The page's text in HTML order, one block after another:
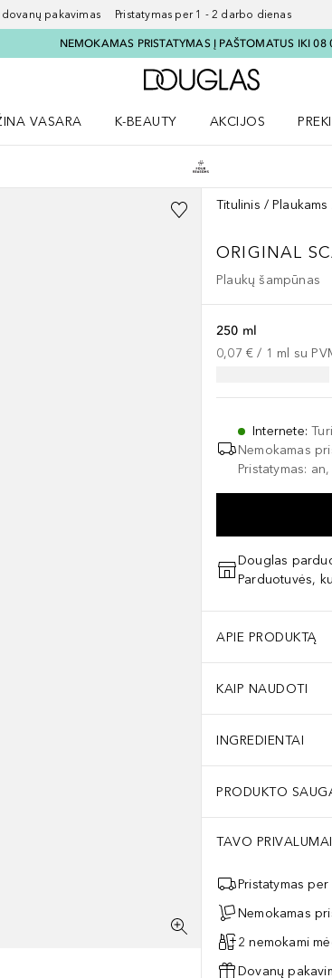
pakavimas Pristatymas per 1 - 2 darbo dienas
NEMOKAMAS PRISTATYMAS Į PAŠTOMATUS IKI 08
Į Douglas
VASARA
K-BEAUTY
AKCIJOS
Titulinis Plaukams
ORIGINAL
Plaukų šampūnas
250 ml
0,07 € / 1 ml su
Internete:
Nemokamas
Pristatymas:
Douglas
Parduotuvės,
APIE PRODUKTĄ
KAIP NAUDOTI
INGREDIENTAI
PRODUKTO
TAVO PRIVALUMAI
Pristatymas
Nemokamas
2 nemokami
Dovanų